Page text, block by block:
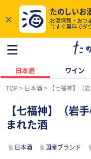
×
たのしいお
お酒情報・おつ
今すぐ無料でダ
日本酒 ワイン
TOP 日本酒 【七福神】（
【七福神】（岩
まれた酒
日本酒 国産ブランド